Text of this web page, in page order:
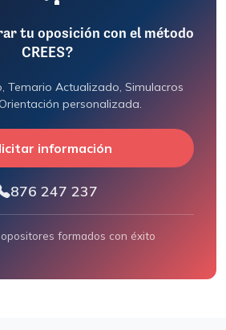
tu oposición con el método
CREES?
Temario Actualizado, Simulacros
personalizada.
información
876 247 237
formados con éxito